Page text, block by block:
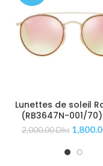
AJOUTER AU
Lunettes de soleil
(RB3647N-001/
Femmes
2,000.00Dhs